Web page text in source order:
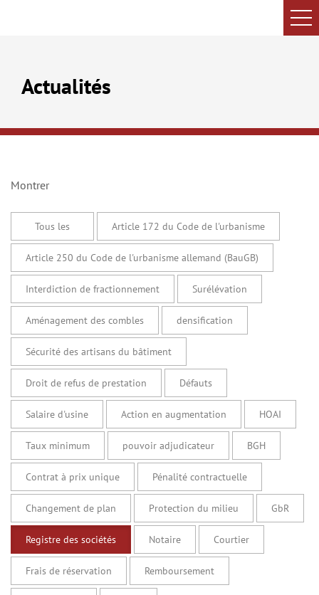
Actualités
Montrer
Tous les Article 172 du Code de l'urbanisme
Article 250 du Code de l'urbanisme allemand (BauGB)
Interdiction de fractionnement Surélévation
Aménagement des combles densification
Sécurité des artisans du bâtiment
Droit de refus de prestation Défauts
Salaire d'usine Action en augmentation HOAI
Taux minimum pouvoir adjudicateur BGH
Contrat à prix unique Pénalité contractuelle
Changement de plan Protection du milieu GbR
Registre des sociétés Notaire Courtier
Frais de réservation Remboursement